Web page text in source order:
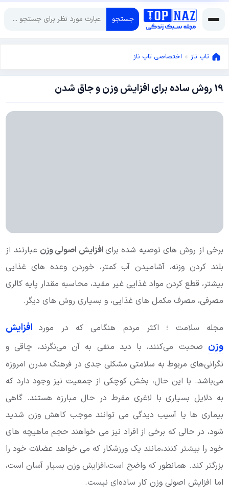
جستجو
تاپ ناز » اختصاصی تاپ ناز
19 روش ساده برای افزایش وزن و جاق شدن
جولای
2014
برخی از روش های توصیه شده برایافزایش اصولی وزن عبارتند از
بلند کردن وزنه، آشامیدن آب کمتر، خوردن وعده های غذایی
بیشتر، قطع کردن مواد غذایی غیر مفید، محاسبه مقدار پایه کالری
مصرفی، مصرف مکمل های غذایی، و بسیاری روش های دیگر.
مجله سلامت ؛ اکثر مردم هنگامی که در مورد افزایش
وزن صحبت می‌کنند، با دید منفی به آن می‌نگرند، چاقی و
نگرانی‌های مربوط به سلامتی مشکلی جدی در فرهنگ مدرن امروزه
می‌باشد. با این حال، بخش کوچکی از جمعیت نیز وجود دارد که
به دلایل بسیاری با لاغری مفرط در حال مبارزه هستند. گاهی
بیماری ها یا آسیب دیدگی می توانند موجب کاهش وزن شدید
شود، در حالی که برخی از افراد نیز می خواهند حجم ماهیچه های
خود را بیشتر کنند،مانند یک ورزشکار که می خواهد عضلات خود را
بزرگتر کند. همانطور که واضح است،افزایش وزن بسیار آسان است،
اما افزایش اصولی وزن کار ساده‌ای نیست.